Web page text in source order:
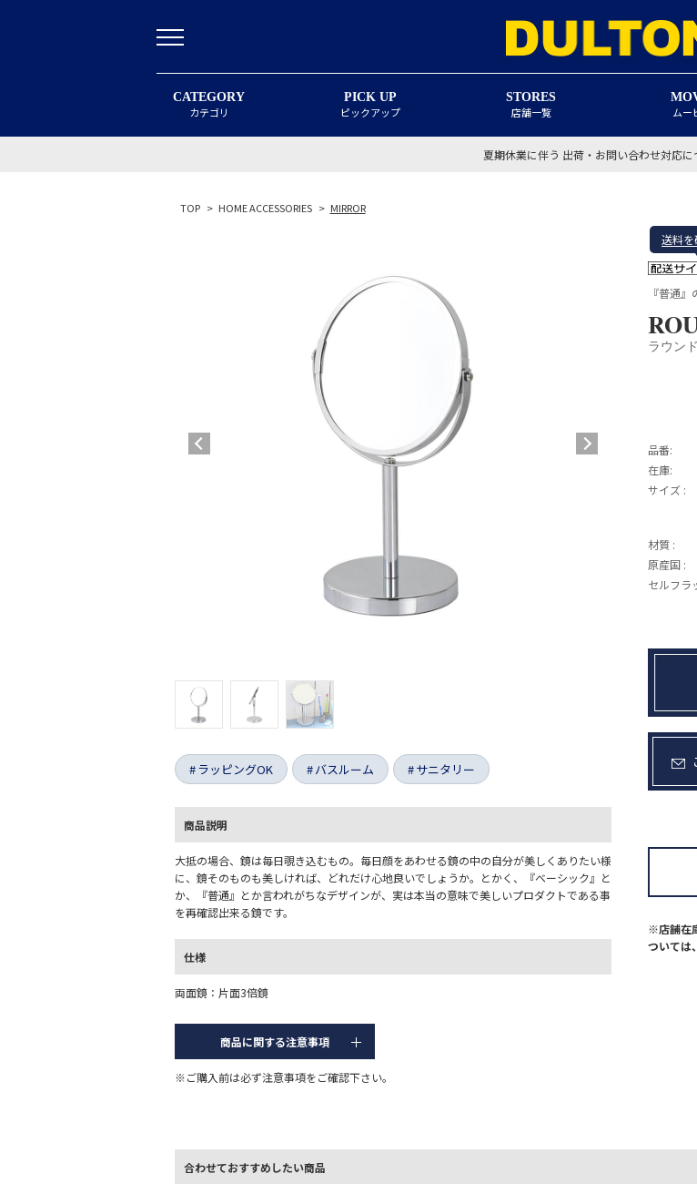
CATEGORY
カテゴリ
PICK UP
ピックアップ
STORES
店舗一覧 ムー
夏期休業に伴う 出荷・お問い合わせ対応に
TOP > HOME ACCESSORIES > MIRROR
ラッピングOK バスルーム サニタリー
商品説明
大抵の場合、鏡は毎日覗き込むもの。毎日顔をあわせる鏡の中の自分が美しくありたい様
に、鏡そのものも美しければ、どれだけ心地良いでしょうか。とかく、『ベーシック』と
か、『普通』とか言われがちなデザインが、実は本当の意味で美しいプロダクトである事
を再確認出来る鏡です。
仕様
両面鏡：片面3倍鏡
商品に関する注意事項
※ご購入前は必ず注意事項をご確認下さい。
送料を
『普通
ラウン
品番:
在庫:
サイズ :
材質 :
原産国 :
セルフラ
※店舗在
ついては
合わせておすすめしたい商品